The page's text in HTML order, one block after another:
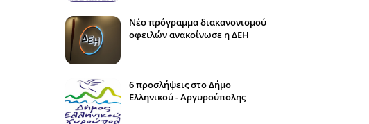
Νέο πρόγραμμα διακανονισμού
οφειλών ανακοίνωσε η ΔΕΗ
6 προσλήψεις στο Δήμο
Ελληνικού - Αργυρούπολης